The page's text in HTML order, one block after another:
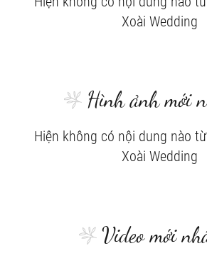
Xoài Wedding
Hình ảnh mới
Hiện không có nội dung nào
Xoài Wedding
Video mới